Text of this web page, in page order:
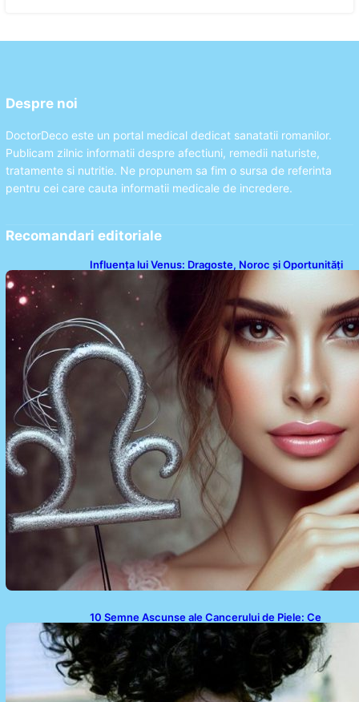
Despre noi
DoctorDeco este un portal medical dedicat sanatatii romanilor.
Publicam zilnic informatii despre afectiuni, remedii naturiste,
tratamente si nutritie. Ne propunem sa fim o sursa de referinta
pentru cei care cauta informatii medicale de incredere.
Recomandari editoriale
Influența lui Venus: Dragoste, Noroc și Oportunități
pentru Tauri și Balanțe în Weekendul 8-9 August
10 Semne Ascunse ale Cancerului de Piele: Ce
Trebuie să Știm pentru a Ne Proteja